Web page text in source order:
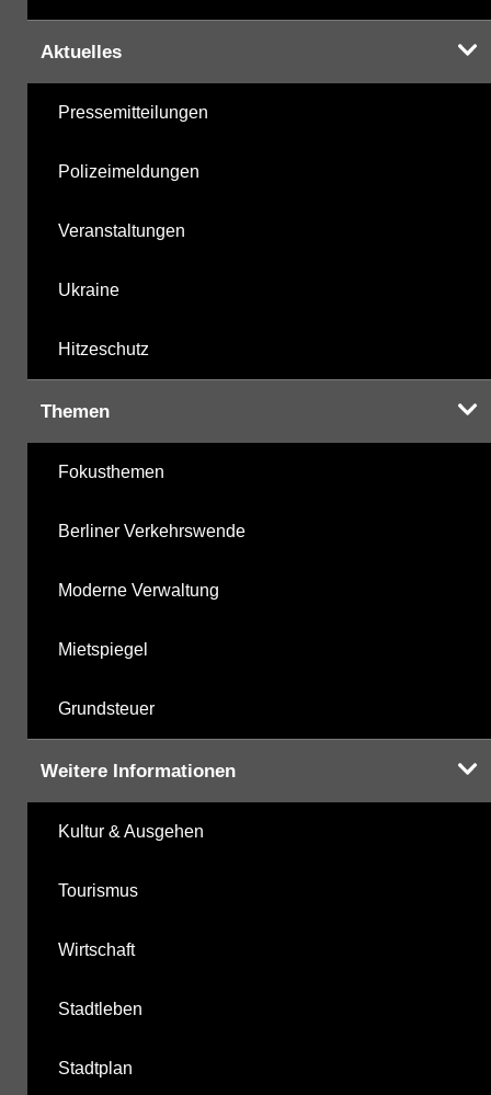
Aktuelles
Pressemitteilungen
Polizeimeldungen
Veranstaltungen
Ukraine
Hitzeschutz
Themen
Fokusthemen
Berliner Verkehrswende
Moderne Verwaltung
Mietspiegel
Grundsteuer
Weitere Informationen
Kultur & Ausgehen
Tourismus
Wirtschaft
Stadtleben
Stadtplan